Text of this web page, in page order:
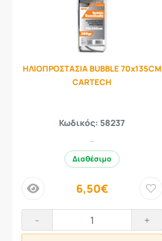
ΗΛΙΟΠΡΟΣΤΑΣΙΑ BUBBLE 70x135CM
CARTECH
Κωδικός: 58237
..
Διαθέσιμο
price 6,50€
- +